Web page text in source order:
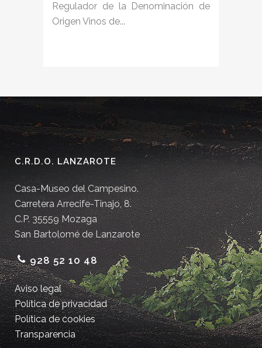
Regulador de la Denominación de
Origen Vinos de...
C.R.D.O. LANZAROTE
Casa-Museo del Campesino.
Carretera Arrecife-Tinajo, 8.
C.P. 35559 Mozaga
San Bartolomé de Lanzarote
928 52 10 48
Aviso legal
Política de privacidad
Política de cookies
Transparencia